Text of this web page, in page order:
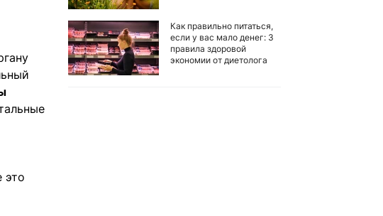
это
Как правильно питаться,
если у вас мало денег: 3
правила здоровой
экономии от диетолога